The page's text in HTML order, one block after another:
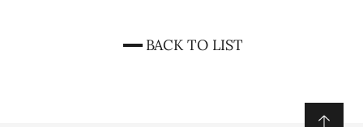
BACK TO LIST